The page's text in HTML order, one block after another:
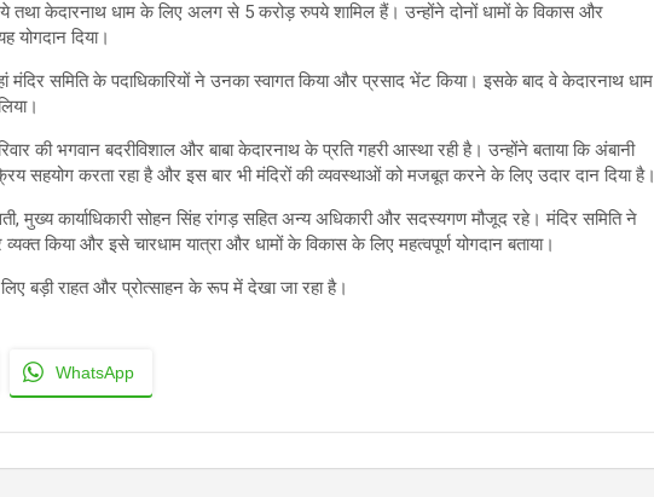
तथा केदारनाथ धाम के लिए अलग से 5 करोड़ रुपये शामिल हैं। उन्होंने दोनों धामों के विकास और
योगदान दिया।
समिति के पदाधिकारियों ने उनका स्वागत किया और प्रसाद भेंट किया। इसके बाद वे केदारनाथ धाम
की भगवान बदरीविशाल और बाबा केदारनाथ के प्रति गहरी आस्था रही है। उन्होंने बताया कि अंबानी
सहयोग करता रहा है और इस बार भी मंदिरों की व्यवस्थाओं को मजबूत करने के लिए उदार दान दिया है।
मुख्य कार्याधिकारी सोहन सिंह रांगड़ सहित अन्य अधिकारी और सदस्यगण मौजूद रहे। मंदिर समिति ने
किया और इसे चारधाम यात्रा और धामों के विकास के लिए महत्वपूर्ण योगदान बताया।
बड़ी राहत और प्रोत्साहन के रूप में देखा जा रहा है।
WhatsApp